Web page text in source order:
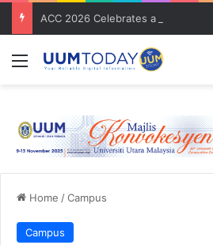
Menu
Home /Campus
Campus